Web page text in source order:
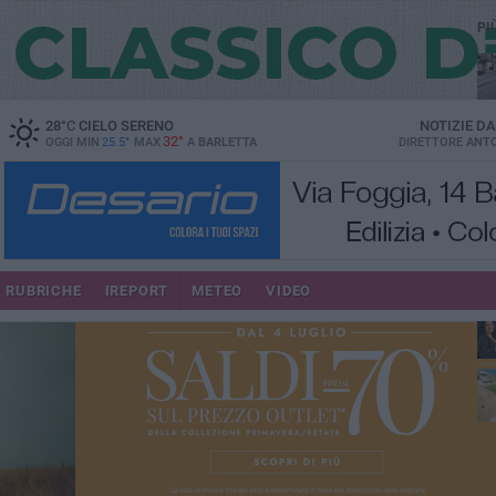
28°CCIELO SERENO
OGGI MIN 25.5° MAX 32° A BARLETTA
NOTIZIE
DIRETTORE
RUBRICHE IREPORT METEO VIDEO